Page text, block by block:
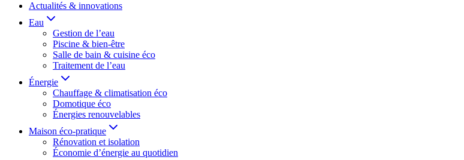
Actualités & innovations
Eau
Gestion de l’eau
Piscine & bien-être
Salle de bain & cuisine éco
Traitement de l’eau
Énergie
Chauffage & climatisation éco
Domotique éco
Énergies renouvelables
Maison éco-pratique
Rénovation et isolation
Économie d’énergie au quotidien